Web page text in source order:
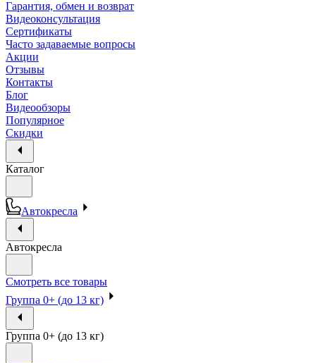
Гарантия, обмен и возврат
Видеоконсультация
Сертификаты
Часто задаваемые вопросы
Акции
Отзывы
Контакты
Блог
Видеообзоры
Популярное
Скидки
Каталог
Автокресла
Автокресла
Смотреть все товары
Группа 0+ (до 13 кг)
Группа 0+ (до 13 кг)